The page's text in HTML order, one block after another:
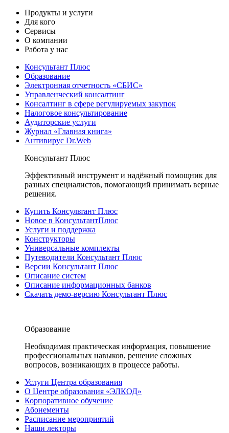
Продукты и услуги
Для кого
Сервисы
О компании
Работа у нас
Консультант Плюс
Образование
Электронная отчетность «СБИС»
Управленческий консалтинг
Консалтинг в сфере регулируемых закупок
Налоговое консультирование
Аудиторские услуги
Журнал «Главная книга»
Антивирус Dr.Web
Консультант Плюс
Эффективный инструмент и надёжный помощник для
разных специалистов, помогающий принимать верные
решения.
Купить Консультант Плюс
Новое в КонсультантПлюс
Услуги и поддержка
Конструкторы
Универсальные комплекты
Путеводители Консультант Плюс
Версии Консультант Плюс
Описание систем
Описание информационных банков
Скачать демо-версию Консультант Плюс
Образование
Необходимая практическая информация, повышение
профессиональных навыков, решение сложных
вопросов, возникающих в процессе работы.
Услуги Центра образования
О Центре образования «ЭЛКОД»
Корпоративное обучение
Абонементы
Расписание мероприятий
Наши лекторы